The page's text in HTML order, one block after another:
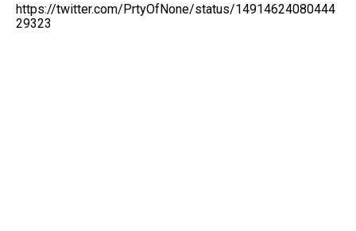
https://twitter.com/PrtyOfNone/status/14914624080444
29323